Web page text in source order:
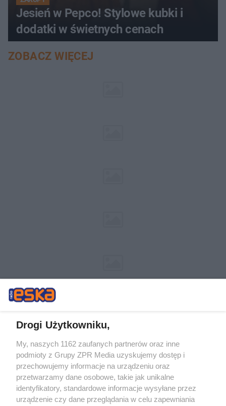
Jesień w Pepco! Stylowe kubki i
dodatki w świetnych cenach
ZOBACZ WIĘCEJ
Żaden utwór zamieszczony w serwisie nie może być powielany i
rozpowszechniany lub dalej rozpowszechniany w jakikolwiek sposób (w
tym także elektroniczny lub mechaniczny) na jakimkolwiek polu
eksploatacji w jakiejkolwiek formie, włącznie z umieszczaniem w
Internecie bez pisemnej zgody właściciela praw. Jakiekolwiek użycie lub
wykorzystanie utworów w całości lub w części z naruszeniem prawa,
tzn. bez właściwej zgody, jest zabronione pod groźbą kary i może być
Drogi Użytkowniku,
My, naszych 1162 zaufanych partnerów oraz inne
podmioty z Grupy ZPR Media uzyskujemy dostęp i
przechowujemy informacje na urządzeniu oraz
przetwarzamy dane osobowe, takie jak unikalne
identyfikatory, standardowe informacje wysyłane przez
urządzenie czy dane przeglądania w celu zapewniania